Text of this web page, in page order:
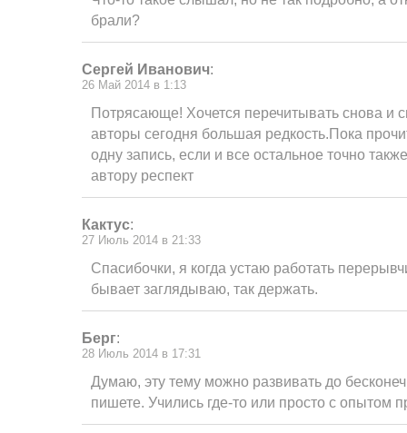
брали?
Сергей Иванович:
26 Май 2014 в 1:13
Потрясающе! Хочется перечитывать снова и
авторы сегодня большая редкость.Пока
одну запись, если и все остальное точно
автору респект
Кактус:
27 Июль 2014 в 21:33
Спасибочки, я когда устаю работать
бывает заглядываю, так держать.
Берг:
28 Июль 2014 в 17:31
Думаю, эту тему можно развивать до
пишете. Учились где-то или просто с опытом